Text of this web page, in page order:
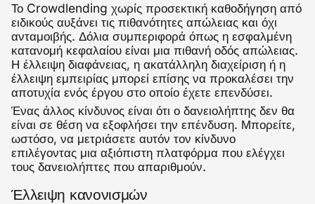
Το Crowdlending χωρίς προσεκτική καθοδήγηση από
ειδικούς αυξάνει τις πιθανότητες απώλειας και όχι
ανταμοιβής. Δόλια συμπεριφορά όπως η εσφαλμένη
κατανομή κεφαλαίου είναι μια πιθανή οδός απώλειας.
Η έλλειψη διαφάνειας, η ακατάλληλη διαχείριση ή η
έλλειψη εμπειρίας μπορεί επίσης να προκαλέσει την
αποτυχία ενός έργου στο οποίο έχετε επενδύσει.
Ένας άλλος κίνδυνος είναι ότι ο δανειολήπτης δεν θα
είναι σε θέση να εξοφλήσει την επένδυση. Μπορείτε,
ωστόσο, να μετριάσετε αυτόν τον κίνδυνο
επιλέγοντας μια αξιόπιστη πλατφόρμα που ελέγχει
τους δανειολήπτες που απαριθμούν.
Έλλειψη κανονισμών